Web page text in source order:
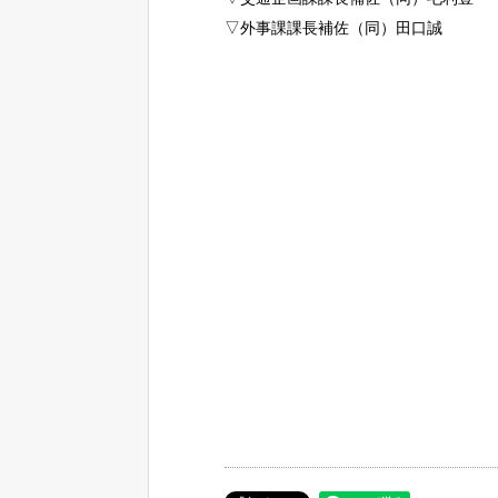
▽外事課課長補佐（同）田口誠